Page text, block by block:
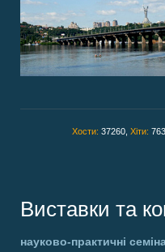
Хости: 37260, Хіти:
Виставки та
науково-практичні